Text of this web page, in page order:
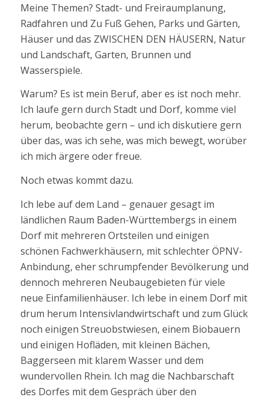
Meine Themen? Stadt- und Freiraumplanung,
Radfahren und Zu Fuß Gehen, Parks und Gärten,
Häuser und das ZWISCHEN DEN HÄUSERN, Natur
und Landschaft, Garten, Brunnen und
Wasserspiele.
Warum? Es ist mein Beruf, aber es ist noch mehr.
Ich laufe gern durch Stadt und Dorf, komme viel
herum, beobachte gern – und ich diskutiere gern
über das, was ich sehe, was mich bewegt, worüber
ich mich ärgere oder freue.
Noch etwas kommt dazu.
Ich lebe auf dem Land – genauer gesagt im
ländlichen Raum Baden-Württembergs in einem
Dorf mit mehreren Ortsteilen und einigen
schönen Fachwerkhäusern, mit schlechter ÖPNV-
Anbindung, eher schrumpfender Bevölkerung und
dennoch mehreren Neubaugebieten für viele
neue Einfamilienhäuser. Ich lebe in einem Dorf mit
drum herum Intensivlandwirtschaft und zum Glück
noch einigen Streuobstwiesen, einem Biobauern
und einigen Hofläden, mit kleinen Bächen,
Baggerseen mit klarem Wasser und dem
wundervollen Rhein. Ich mag die Nachbarschaft
des Dorfes mit dem Gespräch über den